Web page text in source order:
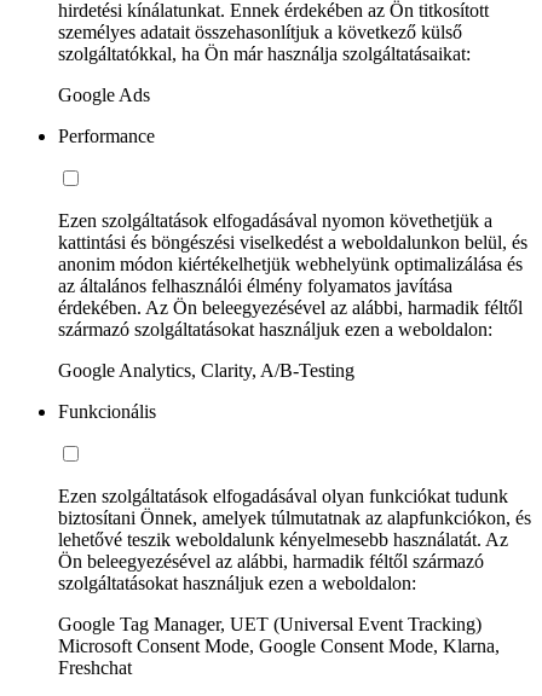
hirdetési kínálatunkat. Ennek érdekében az Ön titkosított
személyes adatait összehasonlítjuk a következő külső
szolgáltatókkal, ha Ön már használja szolgáltatásaikat:
Google Ads
Performance
Ezen szolgáltatások elfogadásával nyomon követhetjük a
kattintási és böngészési viselkedést a weboldalunkon belül, és
anonim módon kiértékelhetjük webhelyünk optimalizálása és
az általános felhasználói élmény folyamatos javítása
érdekében. Az Ön beleegyezésével az alábbi, harmadik féltől
származó szolgáltatásokat használjuk ezen a weboldalon:
Google Analytics, Clarity, A/B-Testing
Funkcionális
Ezen szolgáltatások elfogadásával olyan funkciókat tudunk
biztosítani Önnek, amelyek túlmutatnak az alapfunkciókon, és
lehetővé teszik weboldalunk kényelmesebb használatát. Az
Ön beleegyezésével az alábbi, harmadik féltől származó
szolgáltatásokat használjuk ezen a weboldalon:
Google Tag Manager, UET (Universal Event Tracking)
Microsoft Consent Mode, Google Consent Mode, Klarna,
Freshchat